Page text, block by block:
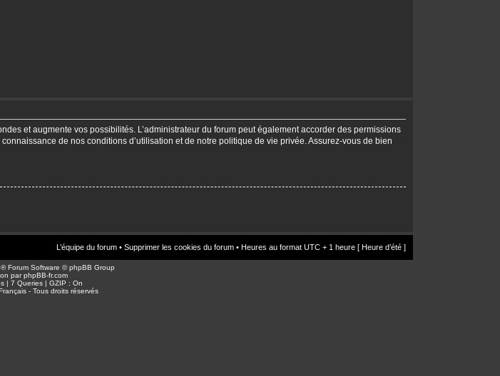
et augmente vos possibilités. L’administrateur du forum peut également accorder des permissions
de nos conditions d’utilisation et de notre politique de vie privée. Assurez-vous de bien
L’équipe du forum • Supprimer les cookies du forum • Heures au format UTC + 1 heure [ Heure d’été ]
® Forum Software © phpBB Group
parphpBB-fr.com
| 7 Queries | GZIP : On
- Tous droits réservés